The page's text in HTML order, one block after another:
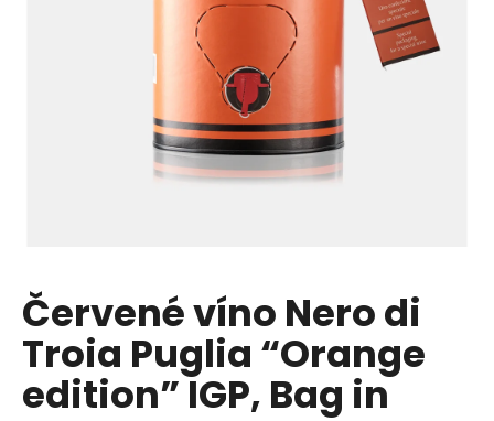
Červené víno Nero di
Troia Puglia “Orange
edition” IGP, Bag in
D
o
p